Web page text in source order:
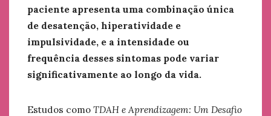
paciente apresenta uma combinação única
de desatenção, hiperatividade e
impulsividade, e a intensidade ou
frequência desses sintomas pode variar
significativamente ao longo da vida.
Estudos como TDAH e Aprendizagem: Um Desafio